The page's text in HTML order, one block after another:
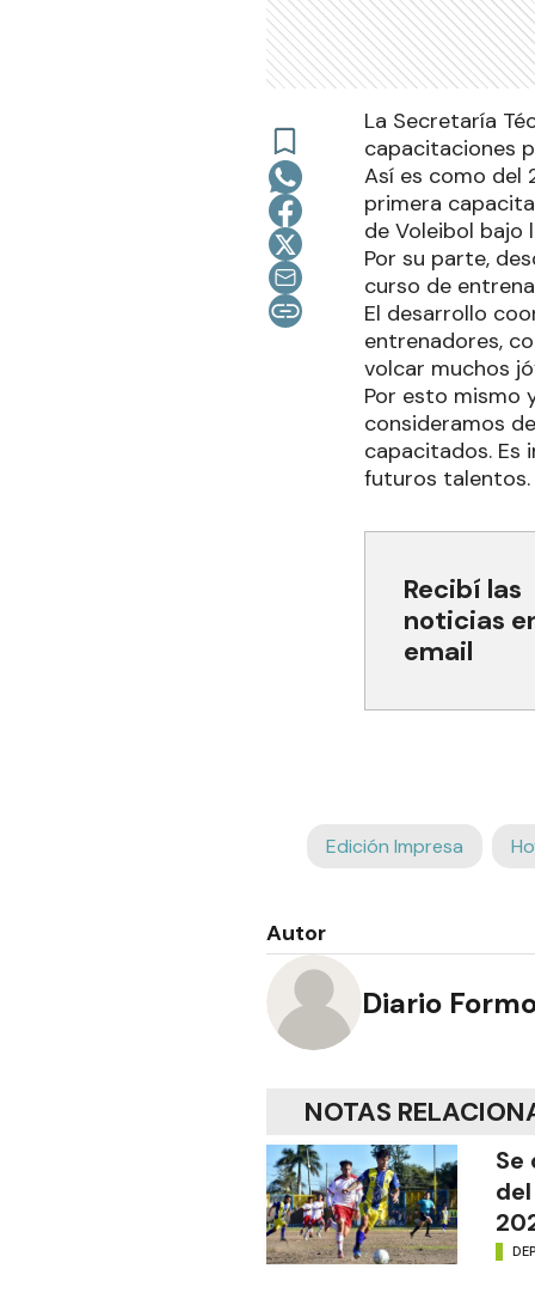
La Secretaría
capacitaciones
Así es como del
primera
de Voleibol
Por su parte,
curso de
El desarrollo
entrenadores,
volcar muchos
Por esto mismo
consideramos
capacitados.
futuros talentos.
Recibí las
noticias
email
Edición Impresa
Autor
Diario
NOTAS
Se